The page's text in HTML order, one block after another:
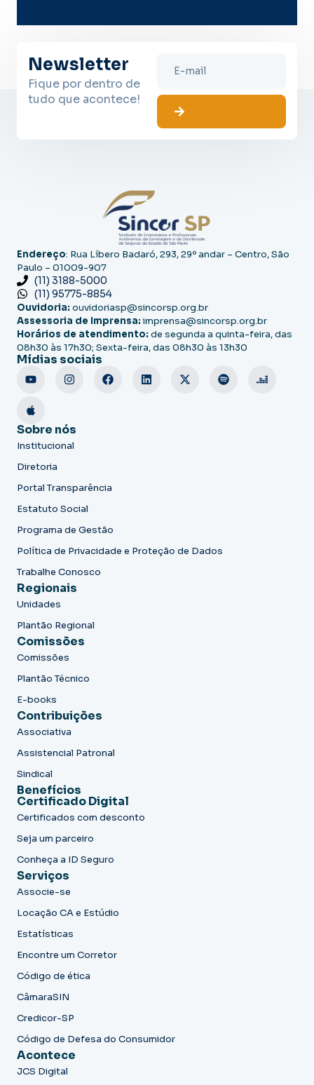
Newsletter
Fique por dentro de
tudo que acontece!
Endereço: Rua Líbero Badaró, 293, 29º andar – Centro, São
Paulo – 01009-907
(11) 3188-5000
(11) 95775-8854
Ouvidoria: ouvidoriasp@sincorsp.org.br
Assessoria de Imprensa: imprensa@sincorsp.org.br
Horários de atendimento: de segunda a quinta-feira, das
08h30 às 17h30; Sexta-feira, das 08h30 às 13h30
Mídias sociais
Sobre nós
Institucional
Diretoria
Portal Transparência
Estatuto Social
Programa de Gestão
Política de Privacidade e Proteção de Dados
Trabalhe Conosco
Regionais
Unidades
Plantão Regional
Comissões
Comissões
Plantão Técnico
E-books
Contribuições
Associativa
Assistencial Patronal
Sindical
Benefícios
Certificado Digital
Certificados com desconto
Seja um parceiro
Conheça a ID Seguro
Serviços
Associe-se
Locação CA e Estúdio
Estatísticas
Encontre um Corretor
Código de ética
CâmaraSIN
Credicor-SP
Código de Defesa do Consumidor
Acontece
JCS Digital